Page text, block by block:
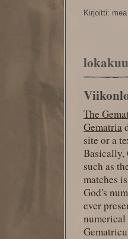
Kirjoitti: mea
The
Gematria
site or a
Basically,
such as
matches
God's
ever
numerical